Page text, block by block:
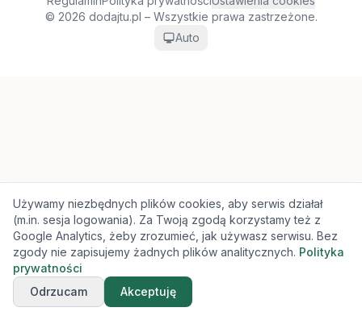
© 2026 dodajtu.pl – Wszystkie prawa zastrzeżone.
Auto
Używamy niezbędnych plików cookies, aby serwis działał
(m.in. sesja logowania). Za Twoją zgodą korzystamy też z
Google Analytics, żeby zrozumieć, jak używasz serwisu. Bez
zgody nie zapisujemy żadnych plików analitycznych. Polityka
prywatności
Odrzucam
Akceptuję